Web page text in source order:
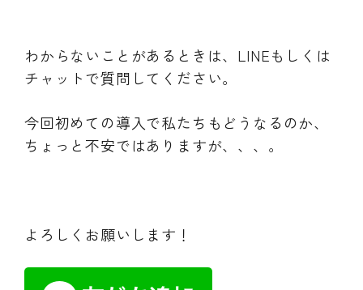
わからないことがあるときは、LINEもしくは
チャットで質問してください。
今回初めての導入で私たちもどうなるのか、
ちょっと不安ではありますが、、、。
よろしくお願いします！